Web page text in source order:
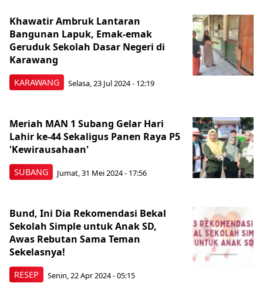
KARAWANG
Khawatir Ambruk Lantaran
Bangunan Lapuk, Emak-emak
Geruduk Sekolah Dasar Negeri di
Karawang
Selasa, 23 Jul 2024 - 12:19
SUBANG
Meriah MAN 1 Subang Gelar Hari
Lahir ke-44 Sekaligus Panen Raya P5
'Kewirausahaan'
Jumat, 31 Mei 2024 - 17:56
RESEP
Bund, Ini Dia Rekomendasi Bekal
Sekolah Simple untuk Anak SD,
Awas Rebutan Sama Teman
Sekelasnya!
Senin, 22 Apr 2024 - 05:15